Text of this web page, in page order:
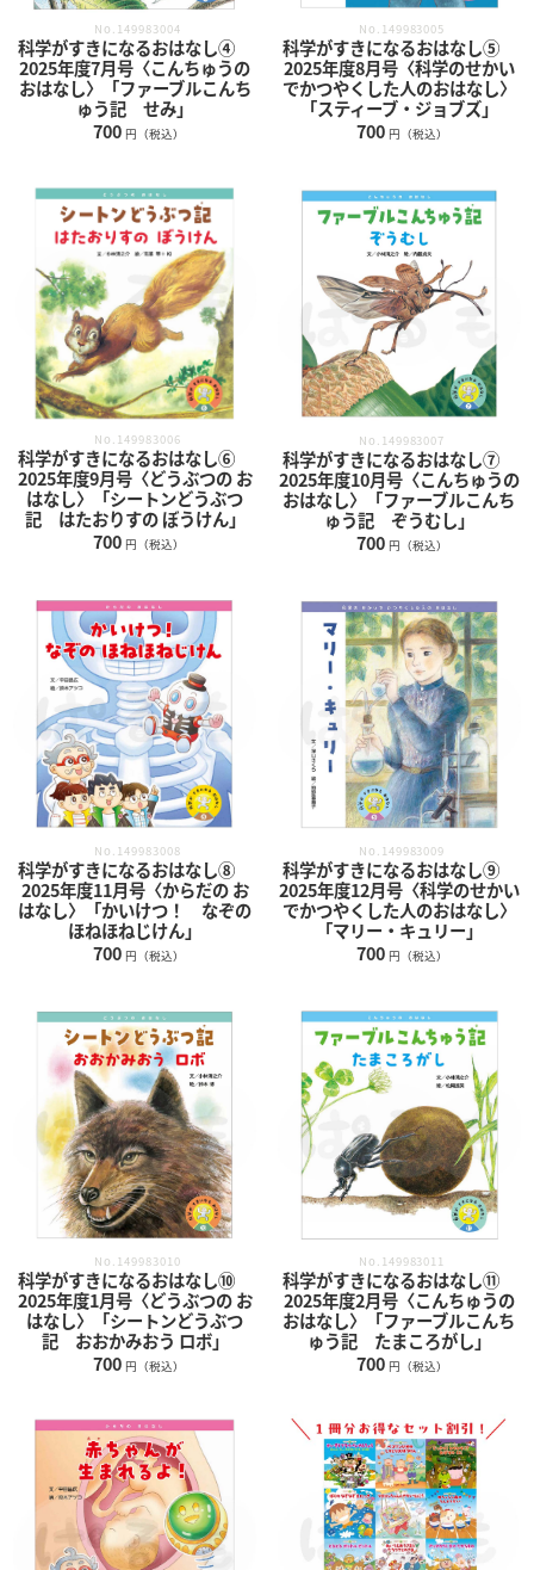
No.149983004
科学がすきになるおはなし④
2025年度7月号〈こんちゅうの
おはなし〉「ファーブルこんち
ゅう記 せみ」
700 円（税込）
No.149983005
科学がすきになるおはなし⑤
2025年度8月号〈科学のせかい
でかつやくした人のおはなし〉
「スティーブ・ジョブズ」
700 円（税込）
No.149983006
科学がすきになるおはなし⑥
2025年度9月号〈どうぶつの お
はなし〉「シートンどうぶつ
記 はたおりすの ぼうけん」
700 円（税込）
No.149983007
科学がすきになるおはなし⑦
2025年度10月号〈こんちゅうの
おはなし〉「ファーブルこんち
ゅう記 ぞうむし」
700 円（税込）
No.149983008
科学がすきになるおはなし⑧
2025年度11月号〈からだの お
はなし〉「かいけつ！ なぞの
ほねほねじけん」
700 円（税込）
No.149983009
科学がすきになるおはなし⑨
2025年度12月号〈科学のせかい
でかつやくした人のおはなし〉
「マリー・キュリー」
700 円（税込）
No.149983010
科学がすきになるおはなし⑩
2025年度1月号〈どうぶつの お
はなし〉「シートンどうぶつ
記 おおかみおう ロボ」
700 円（税込）
No.149983011
科学がすきになるおはなし⑪
2025年度2月号〈こんちゅうの
おはなし〉「ファーブルこんち
ゅう記 たまころがし」
700 円（税込）